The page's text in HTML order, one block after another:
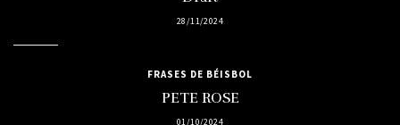
28/11/2024
FRASES DE BÉISBOL
PETE ROSE
01/10/2024